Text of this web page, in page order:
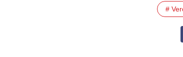
#
Vorschau auf den Vereinsabend - Vortrag: „LED –